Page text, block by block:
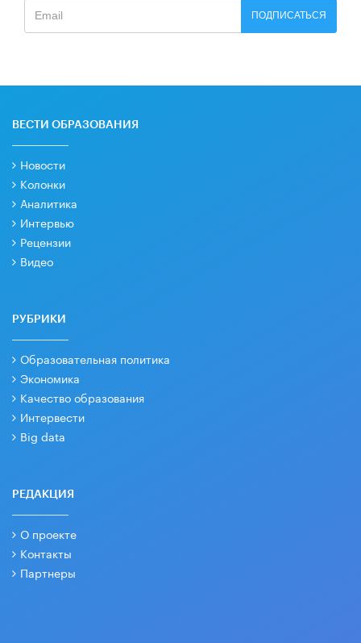
ПОДПИСАТЬСЯ
ВЕСТИ ОБРАЗОВАНИЯ
Новости
Колонки
Аналитика
Интервью
Рецензии
Видео
РУБРИКИ
Образовательная политика
Экономика
Качество образования
Интервести
Big data
РЕДАКЦИЯ
О проекте
Контакты
Партнеры